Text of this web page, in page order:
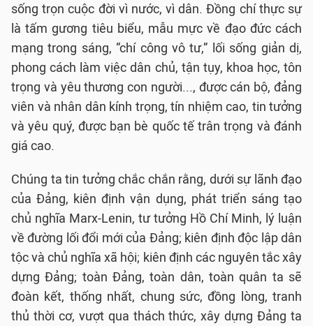
sống trọn cuộc đời vì nước, vì dân. Đồng chí thực sự
là tấm gương tiêu biểu, mẫu mực về đạo đức cách
mạng trong sáng, “chí công vô tư,” lối sống giản dị,
phong cách làm việc dân chủ, tận tụy, khoa học, tôn
trọng và yêu thương con người..., được cán bộ, đảng
viên và nhân dân kính trọng, tín nhiệm cao, tin tưởng
và yêu quý, được bạn bè quốc tế trân trọng và đánh
giá cao.
Chúng ta tin tưởng chắc chắn rằng, dưới sự lãnh đạo
của Đảng, kiên định vận dụng, phát triển sáng tạo
chủ nghĩa Marx-Lenin, tư tưởng Hồ Chí Minh, lý luận
về đường lối đổi mới của Đảng; kiên định độc lập dân
tộc và chủ nghĩa xã hội; kiên định các nguyên tắc xây
dựng Đảng; toàn Đảng, toàn dân, toàn quân ta sẽ
đoàn kết, thống nhất, chung sức, đồng lòng, tranh
thủ thời cơ, vượt qua thách thức, xây dựng Đảng ta